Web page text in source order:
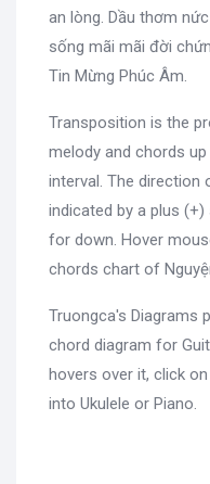
an lòng. Dầu thơm
sống mãi mãi đời
Tin Mừng Phúc Âm.
Transposition is the
melody and chords
interval. The
indicated by a plus
for down. Hover
chords chart of
Truongca's Diagrams
chord diagram for
hovers over it, click
into Ukulele or Piano.